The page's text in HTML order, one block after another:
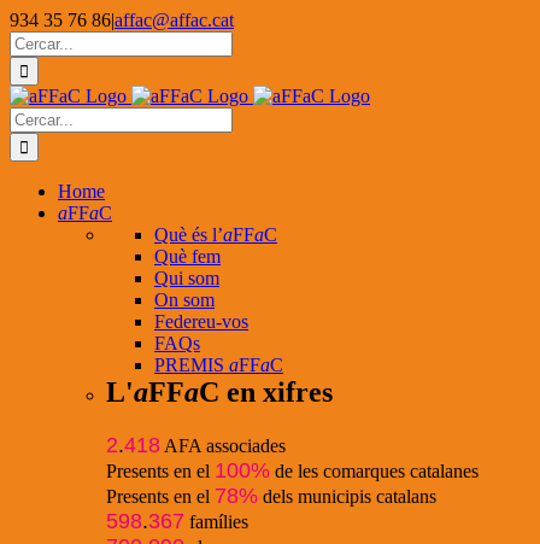
Skip
to
content
934 35 76 86|affac@affac.cat
Facebook
X
YouTube
Cerca
…
Cerca
…
Home
aFFaC
Què és l’aFFaC
Què fem
Qui som
On som
Federeu-vos
FAQs
PREMIS aFFaC
L'aFFaC en xifres
2.418 AFA associades
Presents en el 100% de les comarques catalanes
Presents en el 78% dels municipis catalans
598.367 famílies